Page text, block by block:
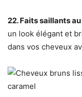
22. Faits saillants
un look élégant et
dans vos cheveux